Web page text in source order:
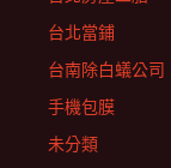
台北當鋪
台南除白蟻公司
手機包膜
未分類